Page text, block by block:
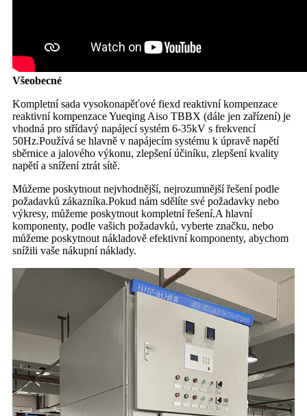
Všeobecné
Kompletní sada vysokonapěťové fiexd reaktivní kompenzace
reaktivní kompenzace Yueqing Aiso TBBX (dále jen zařízení) je
vhodná pro střídavý napájecí systém 6-35kV s frekvencí
50Hz.Používá se hlavně v napájecím systému k úpravě napětí
sběrnice a jalového výkonu, zlepšení účiníku, zlepšení kvality
napětí a snížení ztrát sítě.
Můžeme poskytnout nejvhodnější, nejrozumnější řešení podle
požadavků zákazníka.Pokud nám sdělíte své požadavky nebo
výkresy, můžeme poskytnout kompletní řešení.A hlavní
komponenty, podle vašich požadavků, vyberte značku, nebo
můžeme poskytnout nákladově efektivní komponenty, abychom
snížili vaše nákupní náklady.